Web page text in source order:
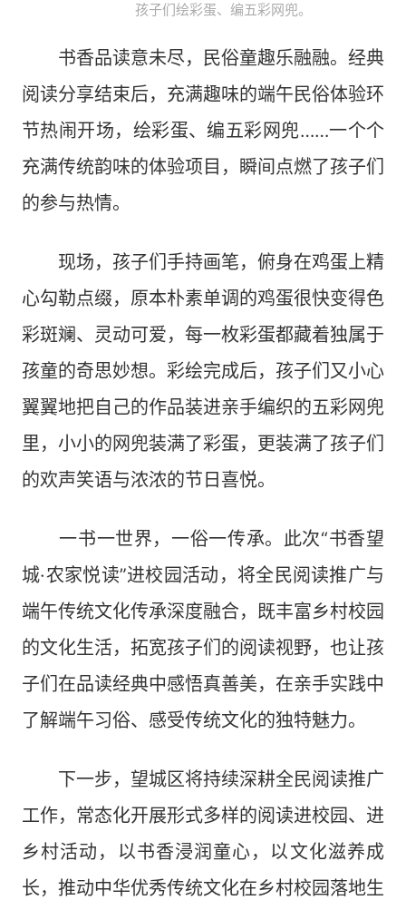
孩子们绘彩蛋、编五彩网兜。
书香品读意未尽，民俗童趣乐融融。经典
阅读分享结束后，充满趣味的端午民俗体验环
节热闹开场，绘彩蛋、编五彩网兜……一个个
充满传统韵味的体验项目，瞬间点燃了孩子们
的参与热情。
现场，孩子们手持画笔，俯身在鸡蛋上精
心勾勒点缀，原本朴素单调的鸡蛋很快变得色
彩斑斓、灵动可爱，每一枚彩蛋都藏着独属于
孩童的奇思妙想。彩绘完成后，孩子们又小心
翼翼地把自己的作品装进亲手编织的五彩网兜
里，小小的网兜装满了彩蛋，更装满了孩子们
的欢声笑语与浓浓的节日喜悦。
一书一世界，一俗一传承。此次“书香望
城·农家悦读”进校园活动，将全民阅读推广与
端午传统文化传承深度融合，既丰富乡村校园
的文化生活，拓宽孩子们的阅读视野，也让孩
子们在品读经典中感悟真善美，在亲手实践中
了解端午习俗、感受传统文化的独特魅力。
下一步，望城区将持续深耕全民阅读推广
工作，常态化开展形式多样的阅读进校园、进
乡村活动，以书香浸润童心，以文化滋养成
长，推动中华优秀传统文化在乡村校园落地生